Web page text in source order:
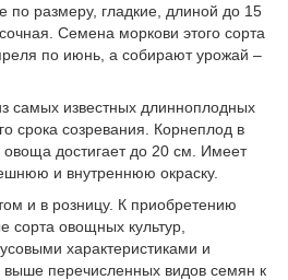
по размеру, гладкие, длиной до 15
Семена моркови этого сорта
по июнь, а собирают урожай –
самых известных длинноплодных
срока созревания. Корнеплод в
достигает до 20 см. Имеет
и внутреннюю окраску.
и в розницу. К приобретению
сорта овощных культур,
характеристиками и
перечисленных видов семян к